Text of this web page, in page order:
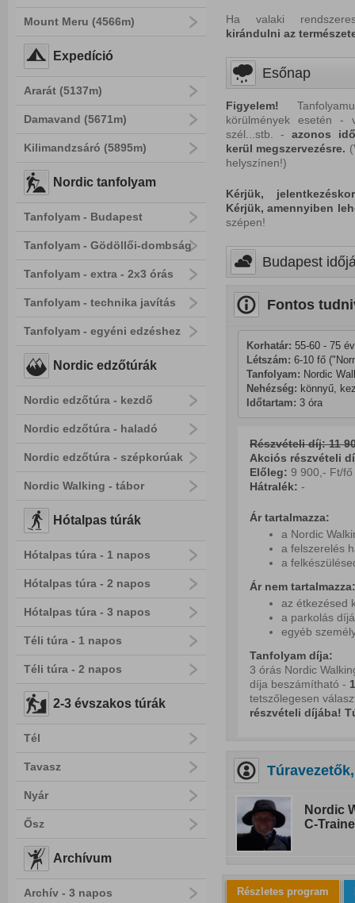
Mount Meru (4566m)
Expedíció
Ararát (5137m)
Damavand (5671m)
Kilimandzsáró (5895m)
Nordic tanfolyam
Tanfolyam - Budapest
Tanfolyam - Gödöllői-dombság
Tanfolyam - extra - 2x3 órás
Tanfolyam - technika javítás
Tanfolyam - egyéni edzéshez
Nordic edzőtúrák
Nordic edzőtúra - kezdő
Nordic edzőtúra - haladó
Nordic edzőtúra - szépkorúak
Nordic Walking - tábor
Hótalpas túrák
Hótalpas túra - 1 napos
Hótalpas túra - 2 napos
Hótalpas túra - 3 napos
Téli túra - 1 napos
Téli túra - 2 napos
2-3 évszakos túrák
Tél
Tavasz
Nyár
Ősz
Archívum
Archív - 3 napos
Ha valaki
kirándulni az
Esőnap
Figyelem!
körülmények esetén -
szél...stb. - azonos
kerül megszervezésre. (
helyszínen!)
Kérjük,
Kérjük, amennyiben
szépen!
Budapest
Fontos
Korhatár: 55-60 - 75 év
Létszám: 6-10 fő
Tanfolyam: Nordic
Nehézség: könnyű,
Időtartam: 3 óra
Részvételi díj: 11
Akciós részvételi
Előleg: 9 900,- Ft/
Hátralék: -
Ár tartalmazza:
a Nordic
a felszerelés
a
Ár nem tartalmazza:
az étkezésed
a parkolás
egyéb
Tanfolyam díja:
3 órás Nordic
díja beszámítható -
tetszőlegesen
részvételi díjába! T
Nordic
C-
Részletes program